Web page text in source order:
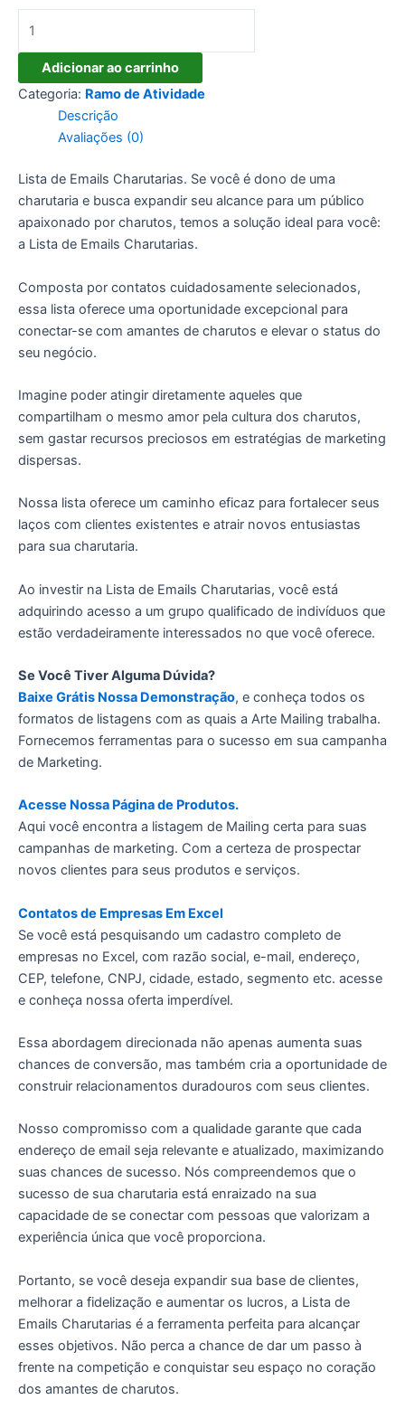
Emails
Charutarias
quantidade
Adicionar ao carrinho
Categoria: Ramo de Atividade
Descrição
Avaliações (0)
Lista de Emails Charutarias. Se você é dono de uma
charutaria e busca expandir seu alcance para um público
apaixonado por charutos, temos a solução ideal para você:
a Lista de Emails Charutarias.
Composta por contatos cuidadosamente selecionados,
essa lista oferece uma oportunidade excepcional para
conectar-se com amantes de charutos e elevar o status do
seu negócio.
Imagine poder atingir diretamente aqueles que
compartilham o mesmo amor pela cultura dos charutos,
sem gastar recursos preciosos em estratégias de marketing
dispersas.
Nossa lista oferece um caminho eficaz para fortalecer seus
laços com clientes existentes e atrair novos entusiastas
para sua charutaria.
Ao investir na Lista de Emails Charutarias, você está
adquirindo acesso a um grupo qualificado de indivíduos que
estão verdadeiramente interessados no que você oferece.
Se Você Tiver Alguma Dúvida?
Baixe Grátis Nossa Demonstração, e conheça todos os
formatos de listagens com as quais a Arte Mailing trabalha.
Fornecemos ferramentas para o sucesso em sua campanha
de Marketing.
Acesse Nossa Página de Produtos.
Aqui você encontra a listagem de Mailing certa para suas
campanhas de marketing. Com a certeza de prospectar
novos clientes para seus produtos e serviços.
Contatos de Empresas Em Excel
Se você está pesquisando um cadastro completo de
empresas no Excel, com razão social, e-mail, endereço,
CEP, telefone, CNPJ, cidade, estado, segmento etc. acesse
e conheça nossa oferta imperdível.
Essa abordagem direcionada não apenas aumenta suas
chances de conversão, mas também cria a oportunidade de
construir relacionamentos duradouros com seus clientes.
Nosso compromisso com a qualidade garante que cada
endereço de email seja relevante e atualizado, maximizando
suas chances de sucesso. Nós compreendemos que o
sucesso de sua charutaria está enraizado na sua
capacidade de se conectar com pessoas que valorizam a
experiência única que você proporciona.
Portanto, se você deseja expandir sua base de clientes,
melhorar a fidelização e aumentar os lucros, a Lista de
Emails Charutarias é a ferramenta perfeita para alcançar
esses objetivos. Não perca a chance de dar um passo à
frente na competição e conquistar seu espaço no coração
dos amantes de charutos.